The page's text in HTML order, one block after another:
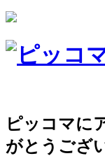
ピッコマに
がとうござ